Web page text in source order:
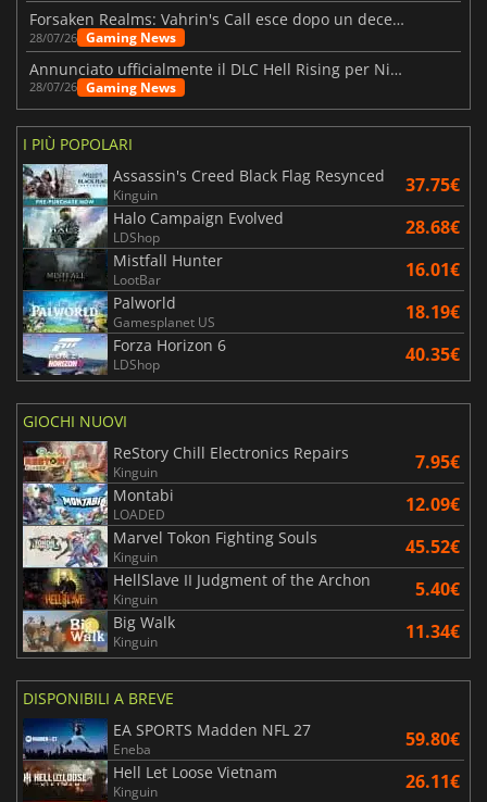
Forsaken Realms: Vahrin's Call esce dopo un decennio di sviluppo
28/07/26 Gaming News
Annunciato ufficialmente il DLC Hell Rising per Nioh 3
28/07/26 Gaming News
I PIÙ POPOLARI
Assassin's Creed Black Flag Resynced
Kinguin 37.75€
Halo Campaign Evolved
LDShop 28.68€
Mistfall Hunter
LootBar 16.01€
Palworld
Gamesplanet US 18.19€
Forza Horizon 6
LDShop 40.35€
GIOCHI NUOVI
ReStory Chill Electronics Repairs
Kinguin 7.95€
Montabi
LOADED 12.09€
Marvel Tokon Fighting Souls
Kinguin 45.52€
HellSlave II Judgment of the Archon
Kinguin 5.40€
Big Walk
Kinguin 11.34€
DISPONIBILI A BREVE
EA SPORTS Madden NFL 27
Eneba 59.80€
Hell Let Loose Vietnam
Kinguin 26.11€